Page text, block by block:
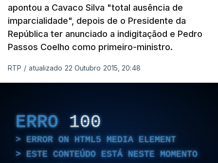
apontou a Cavaco Silva "total ausência de
imparcialidade", depois de o Presidente da
República ter anunciado a indigitaçãod e Pedro
Passos Coelho como primeiro-ministro.
RTP / atualizado 22 Outubro 2015, 20:48
ERRO 100
ERROR ON HTML5 MEDIA ELEMENT
ESTE CONTEÚDO ESTÁ NESTE MOMENTO